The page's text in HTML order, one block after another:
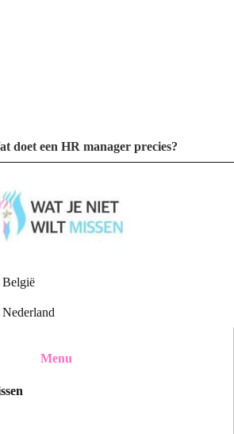
doet een HR manager precies?
België
Menu